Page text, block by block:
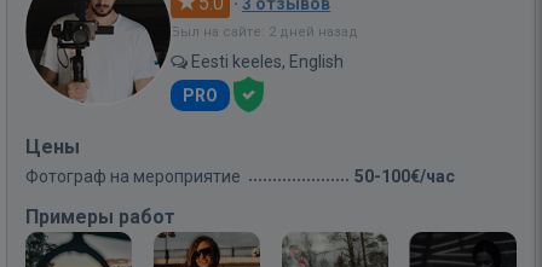
Был на сайте: 2 дней назад
Eesti keeles, English
PRO
Цены
Фотограф на мероприятие 50-100€/час
Примеры работ